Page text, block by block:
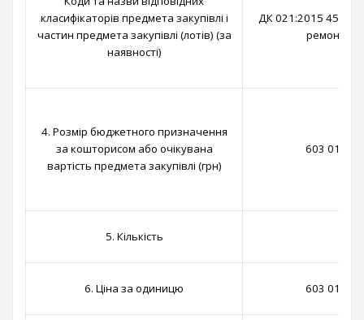
класифікаторів предмета закупівлі і
частин предмета закупівлі (лотів) (за
наявності)
ДК 021:2015
ремонт і
4. Розмір бюджетного призначення
за кошторисом або очікувана
вартість предмета закупівлі (грн)
603
5. Кількість
6. Ціна за одиницю 603